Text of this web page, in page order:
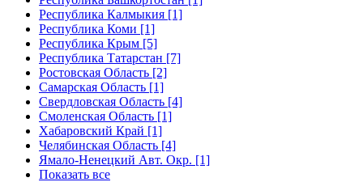
Республика Калмыкия [1]
Республика Коми [1]
Республика Крым [5]
Республика Татарстан [7]
Ростовская Область [2]
Самарская Область [1]
Свердловская Область [4]
Смоленская Область [1]
Хабаровский Край [1]
Челябинская Область [4]
Ямало-Ненецкий Авт. Окр. [1]
Показать все